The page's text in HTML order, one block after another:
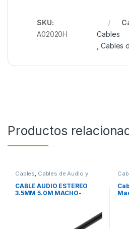
SKU:
A02020H
Cables
,Cables
Productos
Cables Cables de Audio y
CABLE AUDIO ESTEREO
3.5MM 5.0M MACHO-